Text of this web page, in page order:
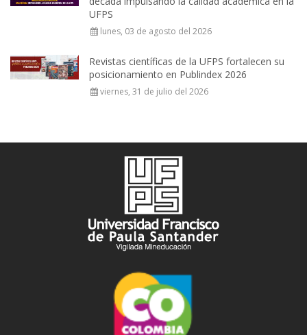
UFPS
lunes, 03 de agosto del 2026
Revistas científicas de la UFPS fortalecen su
posicionamiento en Publindex 2026
viernes, 31 de julio del 2026